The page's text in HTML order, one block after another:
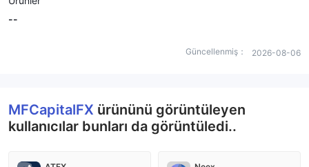
--
Güncellenmiş： 2026-08-06
MFCapitalFX ürününü görüntüleyen
kullanıcılar bunları da görüntüledi..